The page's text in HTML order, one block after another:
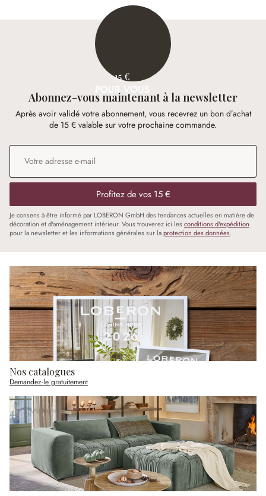
15 €
POUR VOUS
Abonnez-vous maintenant à la newsletter
Après avoir validé votre abonnement, vous recevrez un bon d’achat
de 15 € valable sur votre prochaine commande.
Adresse e-mail
Profitez de vos 15 €
Je consens à être informé par LOBERON GmbH des tendances actuelles en matière de
décoration et d'aménagement intérieur. Vous trouverez ici les conditions d'expédition
pour la newsletter et les informations générales sur laprotection des données.
Nos catalogues
Demandez-le gratuitement